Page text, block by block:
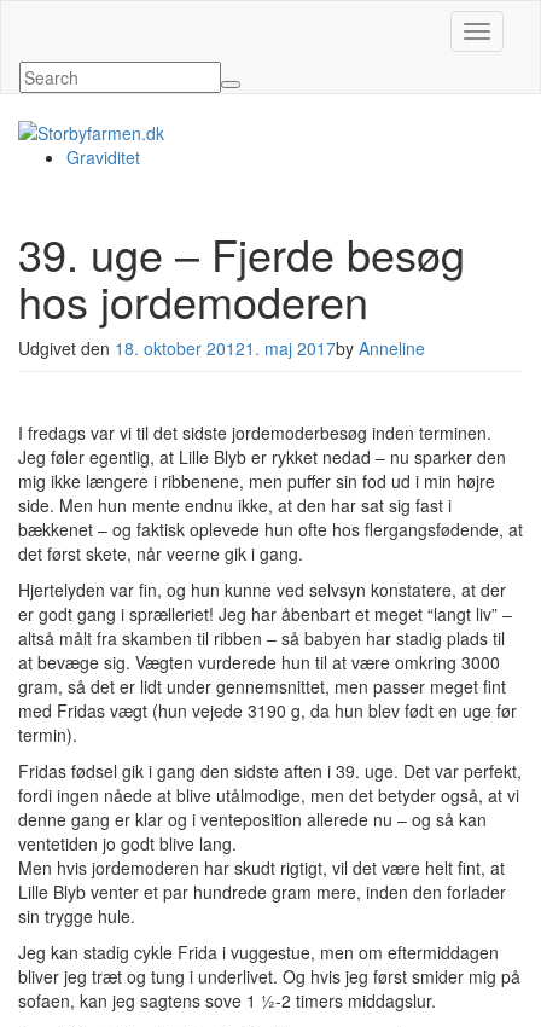
Slå
Graviditet
39. uge – Fjerde besøg
hos jordemoderen
Udgivet den 18. oktober 20121. maj 2017by Anneline
I fredags var vi til det sidste jordemoderbesøg inden terminen.
Jeg føler egentlig, at Lille Blyb er rykket nedad – nu sparker den
mig ikke længere i ribbenene, men puffer sin fod ud i min højre
side. Men hun mente endnu ikke, at den har sat sig fast i
bækkenet – og faktisk oplevede hun ofte hos flergangsfødende, at
det først skete, når veerne gik i gang.
Hjertelyden var fin, og hun kunne ved selvsyn konstatere, at der
er godt gang i sprælleriet! Jeg har åbenbart et meget “langt liv” –
altså målt fra skamben til ribben – så babyen har stadig plads til
at bevæge sig. Vægten vurderede hun til at være omkring 3000
gram, så det er lidt under gennemsnittet, men passer meget fint
med Fridas vægt (hun vejede 3190 g, da hun blev født en uge før
termin).
Fridas fødsel gik i gang den sidste aften i 39. uge. Det var perfekt,
fordi ingen nåede at blive utålmodige, men det betyder også, at vi
denne gang er klar og i venteposition allerede nu – og så kan
ventetiden jo godt blive lang.
Men hvis jordemoderen har skudt rigtigt, vil det være helt fint, at
Lille Blyb venter et par hundrede gram mere, inden den forlader
sin trygge hule.
Jeg kan stadig cykle Frida i vuggestue, men om eftermiddagen
bliver jeg træt og tung i underlivet. Og hvis jeg først smider mig på
sofaen, kan jeg sagtens sove 1 ½-2 timers middagslur.